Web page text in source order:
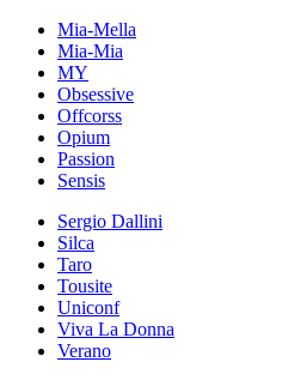
Mia-Mella
Mia-Mia
MY
Obsessive
Offcorss
Opium
Passion
Sensis
Sergio Dallini
Silca
Taro
Tousite
Uniconf
Viva La Donna
Verano